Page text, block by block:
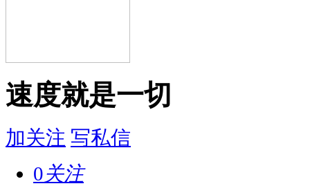
速度就是一切
加关注 写私信
0关注